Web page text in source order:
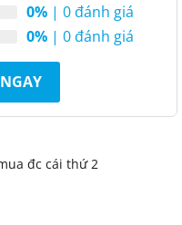
0% | 0 đánh giá
0% | 0 đánh giá
đc cái thứ 2